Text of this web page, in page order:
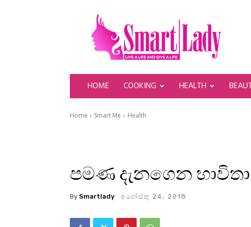
SmartLady
HOME COOKING HEALTH
Home Smart Me Health
පමණ දැනගෙන
By Smartlady අගෝස්තු 24, 2018